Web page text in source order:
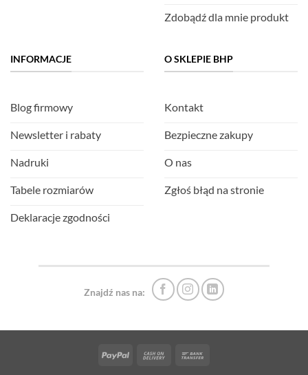
Zdobądź dla mnie produkt
INFORMACJE
Blog firmowy
Newsletter i rabaty
Nadruki
Tabele rozmiarów
Deklaracje zgodności
O SKLEPIE BHP
Kontakt
Bezpieczne zakupy
O nas
Zgłoś błąd na stronie
Znajdź nas na:
PayPal
Cash